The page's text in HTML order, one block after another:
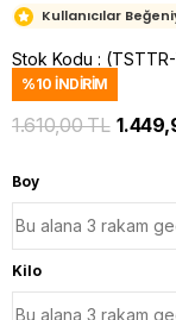
Kullanıcılar
Stok Kodu
%10 İNDIRIM
1.610,00 TL
Boy
Kilo